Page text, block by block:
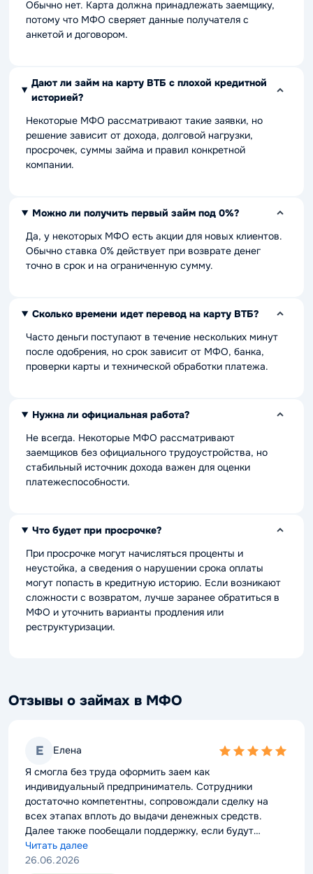
Обычно нет. Карта должна принадлежать заемщику,
потому что МФО сверяет данные получателя с
анкетой и договором.
Дают ли займ на карту ВТБ с плохой кредитной
историей?
Некоторые МФО рассматривают такие заявки, но
решение зависит от дохода, долговой нагрузки,
просрочек, суммы займа и правил конкретной
компании.
Можно ли получить первый займ под 0%?
Да, у некоторых МФО есть акции для новых клиентов.
Обычно ставка 0% действует при возврате денег
точно в срок и на ограниченную сумму.
Сколько времени идет перевод на карту ВТБ?
Часто деньги поступают в течение нескольких минут
после одобрения, но срок зависит от МФО, банка,
проверки карты и технической обработки платежа.
Нужна ли официальная работа?
Не всегда. Некоторые МФО рассматривают
заемщиков без официального трудоустройства, но
стабильный источник дохода важен для оценки
платежеспособности.
Что будет при просрочке?
При просрочке могут начисляться проценты и
неустойка, а сведения о нарушении срока оплаты
могут попасть в кредитную историю. Если возникают
сложности с возвратом, лучше заранее обратиться в
МФО и уточнить варианты продления или
реструктуризации.
Отзывы о займах в МФО
Е Елена
5,0
Я смогла без труда оформить заем как
индивидуальный предприниматель. Сотрудники
достаточно компетентны, сопровождали сделку на
всех этапах вплоть до выдачи денежных средств.
Далее также пообещали поддержку, если будут
проблемы с выплатой долга. Можно смело
рекомендовать компанию к сотрудничеству.
Читать далее
26.06.2026